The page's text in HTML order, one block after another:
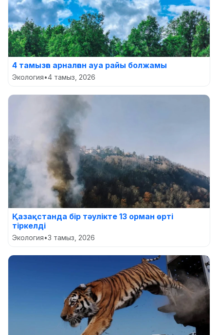
4 тамызға арналған ауа райы болжамы
Экология•4 тамыз, 2026
Қазақстанда бір тәулікте 13 орман өрті
тіркелді
Экология•3 тамыз, 2026